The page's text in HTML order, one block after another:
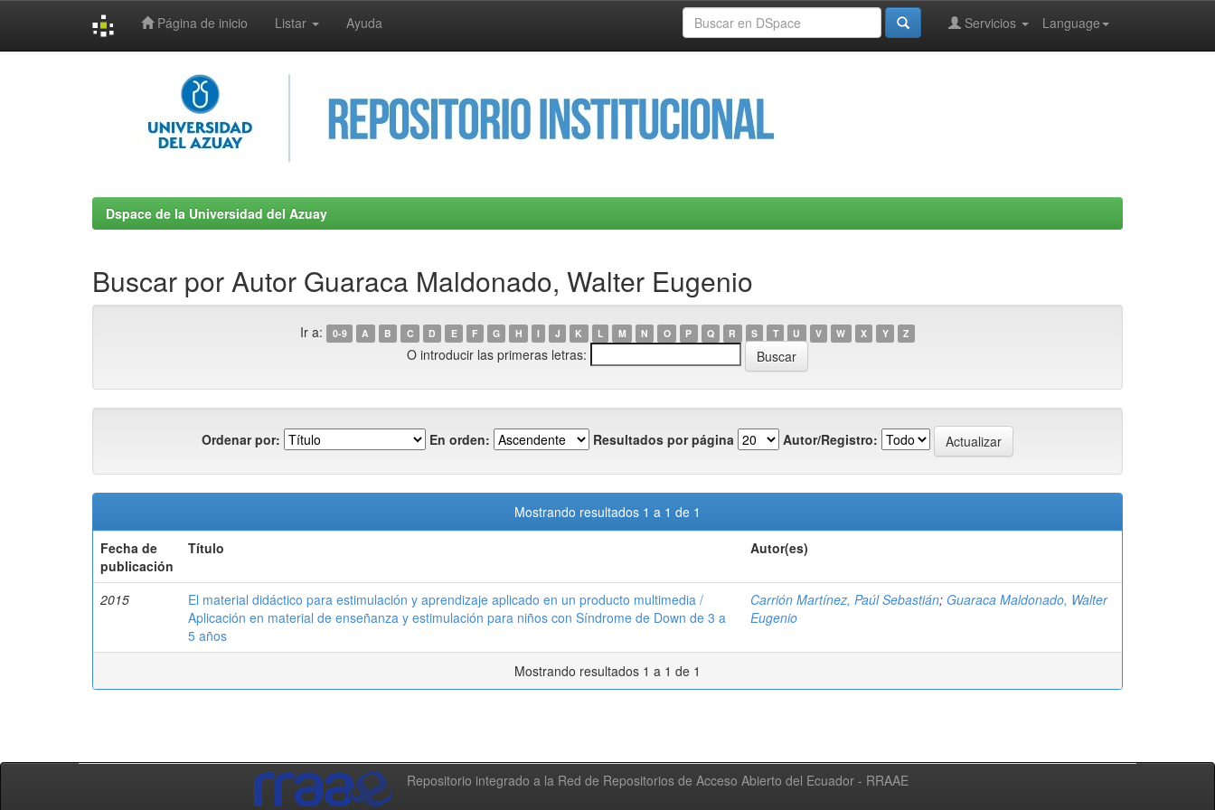
Página de inicio Listar Ayuda Language
Servicios
Dspace de la Universidad del Azuay
Buscar por Autor Guaraca Maldonado, Walter Eugenio
Ir a: 0-9 A B C D E F G H I J K L M N O P Q R S T U V W X Y Z
O introducir las primeras letras:
Ordenar por: En orden: Resultados por página Autor/Registro:
Mostrando resultados 1 a 1 de 1
Fecha de
publicación
Título Autor(es)
2015
El material didáctico para estimulación y aprendizaje aplicado en un producto multimedia /
Aplicación en material de enseñanza y estimulación para niños con Síndrome de Down de 3 a
5 años
Carrión Martínez, Paúl Sebastián; Guaraca Maldonado, Walter
Eugenio
Mostrando resultados 1 a 1 de 1
Repositorio integrado a la Red de Repositorios de Acceso Abierto del Ecuador - RRAAE